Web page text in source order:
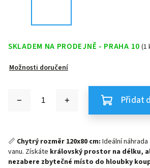
SKLADEM NA PRODEJNĚ - PRAHA 10 (1
Možnosti doručení
Přidat
📏 Chytrý rozměr 120x80 cm: Ideální
vanu. Získáte královský prostor na délku,
nezabere zbytečné místo do hloubky